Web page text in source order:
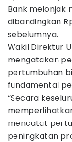
Bank melonjak
dibandingkan
sebelumnya.
Wakil Direktur
mengatakan
pertumbuhan
fundamental
“Secara
mencatat
peningkatan